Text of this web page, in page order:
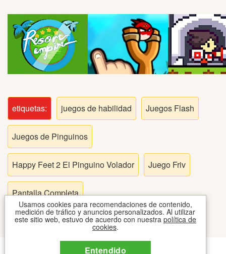
Peleas
Deportes
Puntería
Puzzles
Logica
Arcade
Habilidad
Motos
Usamos cookies para recomendaciones de contenido,
medición de tráfico y anuncios personalizados. Al utilizar
este sitio web, estuvo de acuerdo con nuestra política de
cookies.
Entendido
etiquetas: juegos de habilidad Juegos Flash
Juegos de Pinguinos
Happy Feet 2 El Pinguino Volador Juego Friv
Pantalla Completa
CONTACTO COOKIES